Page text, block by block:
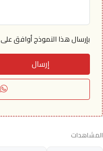
بإرسال هذا النموذج أوافق على
إرسال
المشاهدات